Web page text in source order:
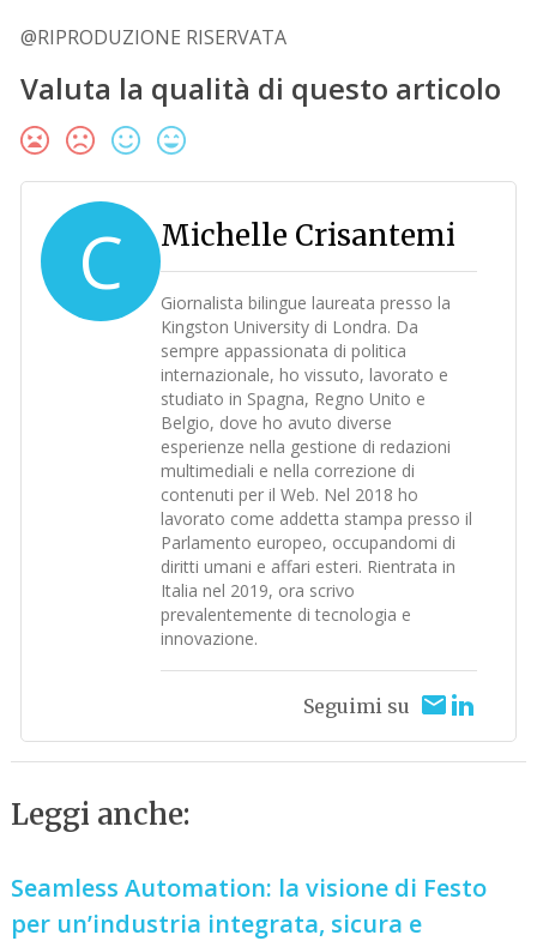
@RIPRODUZIONE RISERVATA
Valuta la qualità di questo articolo
C Michelle Crisantemi
Giornalista bilingue laureata presso la
Kingston University di Londra. Da
sempre appassionata di politica
internazionale, ho vissuto, lavorato e
studiato in Spagna, Regno Unito e
Belgio, dove ho avuto diverse
esperienze nella gestione di redazioni
multimediali e nella correzione di
contenuti per il Web. Nel 2018 ho
lavorato come addetta stampa presso il
Parlamento europeo, occupandomi di
diritti umani e affari esteri. Rientrata in
Italia nel 2019, ora scrivo
prevalentemente di tecnologia e
innovazione.
Seguimi su
Leggi anche:
Seamless Automation: la visione di Festo
per un’industria integrata, sicura e